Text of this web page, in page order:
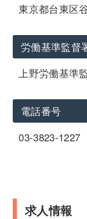
東京都台東区
労働基準監督
上野労働基準
電話番号
03-3823-1227
求人情報